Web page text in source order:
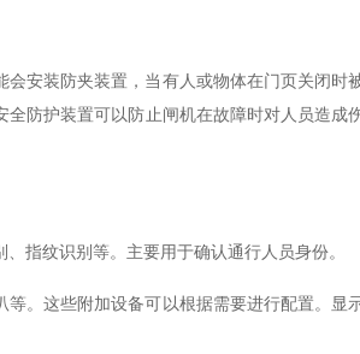
安装防夹装置，当有人或物体在门页关闭时
防护装置可以防止闸机在故障时对人员造成
指纹识别等。主要用于确认通行人员身份。
。这些附加设备可以根据需要进行配置。显